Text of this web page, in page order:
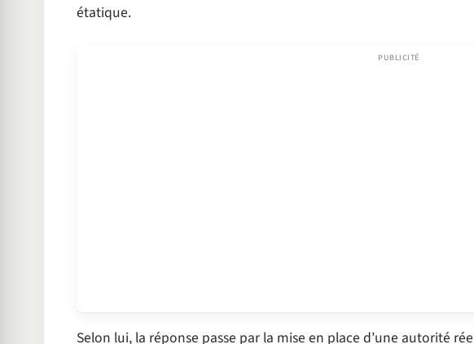
étatique.
Selon lui, la réponse passe par la mise en place d’une autorité